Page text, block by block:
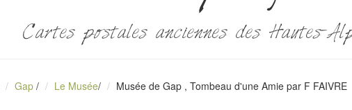
Cartes postales anciennes des Hautes-
Gap / Le Musée/ Musée de Gap , Tombeau d'une Amie par F FAIVRE